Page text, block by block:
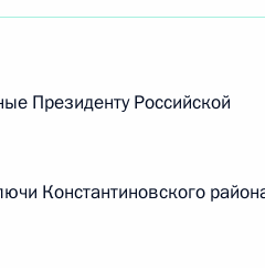
проведённого по
Администрации
Президенту Российской
Константиновского